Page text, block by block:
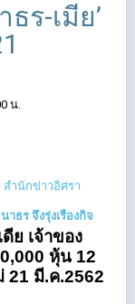
ร-เมีย’
น.
สำนักข่าวอิศรา
าธร จึงรุ่งเรืองกิจ
ย เจ้าของ
หุ้น 12
21 มี.ค.2562